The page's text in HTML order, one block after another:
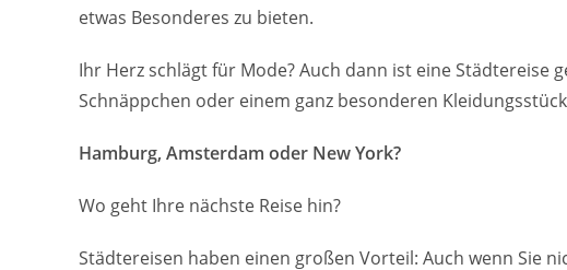
etwas Besonderes zu bieten.
Ihr Herz schlägt für Mode? Auch dann ist eine Städtereise
Schnäppchen oder einem ganz besonderen
Hamburg, Amsterdam oder New York?
Wo geht Ihre nächste Reise hin?
Städtereisen haben einen großen Vorteil: Auch wenn Sie